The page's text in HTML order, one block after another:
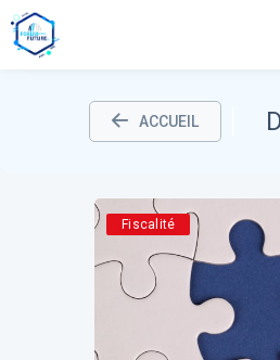
ACCUEIL
Fiscalité